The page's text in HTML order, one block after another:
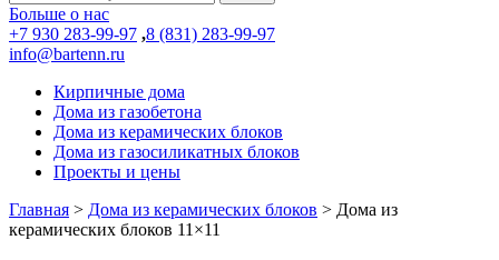
Больше о нас
+7 930 283-99-97 ,8 (831) 283-99-97
info@bartenn.ru
Кирпичные дома
Дома из газобетона
Дома из керамических блоков
Дома из газосиликатных блоков
Проекты и цены
Главная > Дома из керамических блоков > Дома из
керамических блоков 11×11